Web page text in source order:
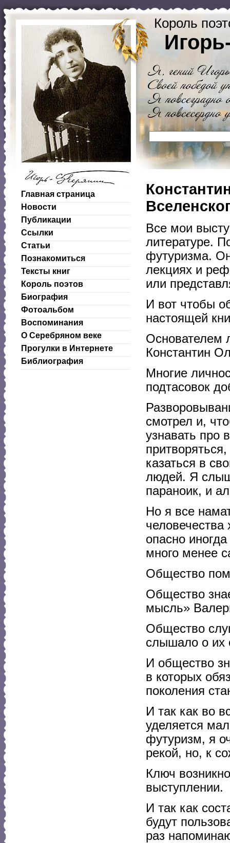
Король
Главная страница
Новости
Публикации
Ссылки
Статьи
Познакомиться
Тексты книг
Король поэтов
Биография
Фотоальбом
Воспоминания
О Серебряном веке
Прогулки в Интернете
Библиография
Всe мои
литературе.
футуризма.
лекциях и
или
И вот чтобы
настоящей
Основателем
Константин
Многие
подтасовок
смотрел и,
узнавать про
казаться в
людей. Я
параноик, и
Но я все
человечества
опасно
много менее
Общество
Общество
мысль»
Общество
слышало о их
И общество
в которых
поколения
И так как во
уделяется
футуризм, я
рекой, но, к
Ключ
выступлении.
И так как
будут
раз